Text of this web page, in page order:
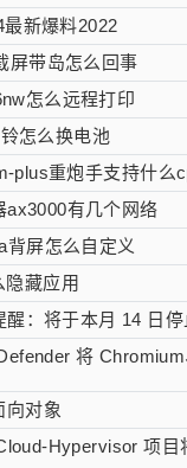
最新爆料2022
屏带岛怎么回事
怎么远程打印
怎么换电池
plus重炮手支持什么
ax3000有几个网络
背屏怎么自定义
隐藏应用
醒：将于本月 14 日
将
向对象
Hypervisor 项目